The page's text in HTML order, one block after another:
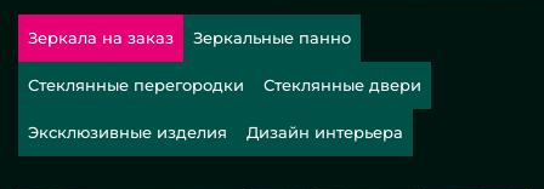
Зеркала на заказ Зеркальные панно
Стеклянные перегородки Стеклянные двери
Эксклюзивные изделия Дизайн интерьера